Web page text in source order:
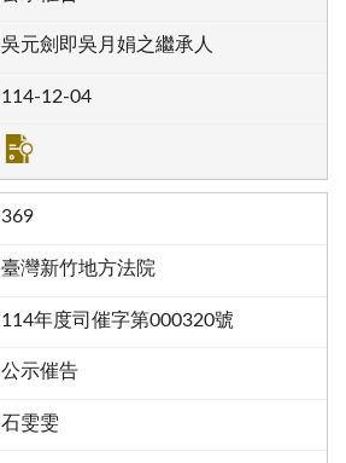
吳元劍即吳月娟之繼承人
114-12-04
369
臺灣新竹地方法院
114年度司催字第000320號
公示催告
石雯雯